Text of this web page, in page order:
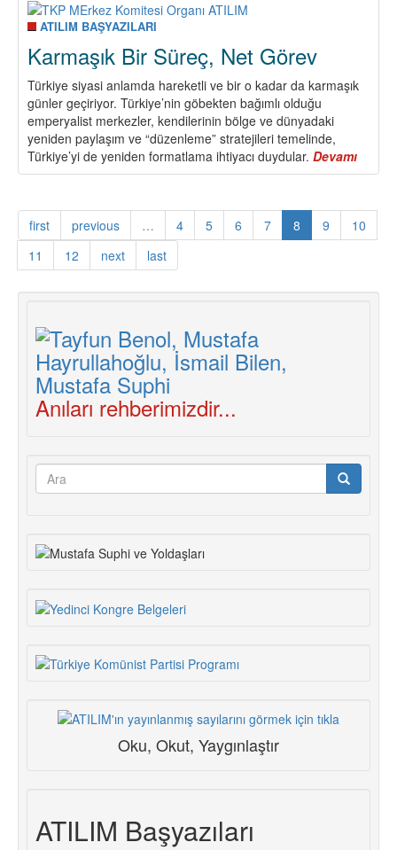
ATILIM BAŞYAZILARI
Karmaşık Bir Süreç, Net Görev
Türkiye siyasi anlamda hareketli ve bir o kadar da karmaşık
günler geçiriyor. Türkiye’nin göbekten bağımlı olduğu
emperyalist merkezler, kendilerinin bölge ve dünyadaki
yeniden paylaşım ve “düzenleme” stratejileri temelinde,
Türkiye’yi de yeniden formatlama ihtiyacı duydular. Devamı
Süreç,
Net
Görev
first previous … 4 5 6 7 8 9
10
11
12 next last
Anıları rehberimizdir...
Arama
Oku, Okut, Yaygınlaştır
ATILIM Başyazıları